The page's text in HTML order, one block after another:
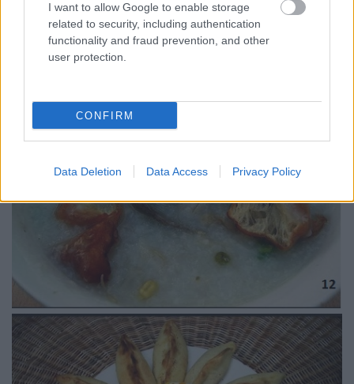
I want to allow Google to enable storage
related to security, including authentication
functionality and fraud prevention, and other
user protection.
CONFIRM
Data Deletion Data Access Privacy Policy